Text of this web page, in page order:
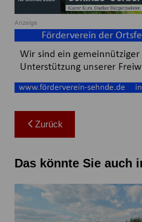
Anzeige
Beitragsnavigation
Zurück
Das könnte Sie auch